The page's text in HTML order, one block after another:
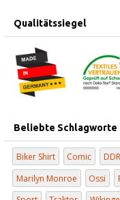
Qualitätssiegel
Beliebte Schlagworte
Biker Shirt Comic DDR
Marilyn Monroe
Ossi